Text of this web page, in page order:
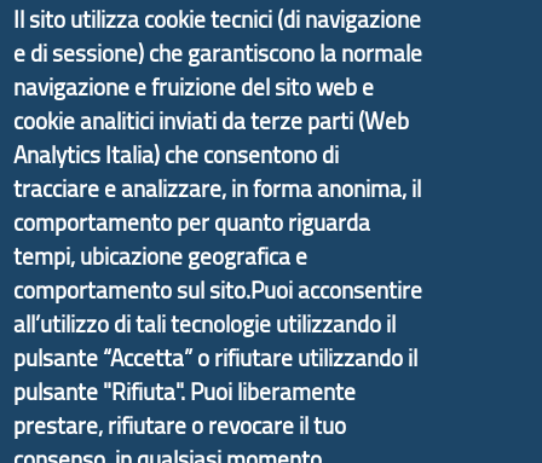
Il portale di marketing territoriale e sviluppo locale
di Genova Città Metropolitana si è sviluppato a
partire dal progetto nazionale Aree Interne
promosso dal Dipartimento per lo Sviluppo
Economico e finalizzato al rilancio socio-economico
delle valli dell’entroterra. In particolare fornisce
informazioni ed aggiornamenti sullaStrategia
d'Area Antola-Tigullio, in collaborazione con Regione
Liguria ed ANCI Liguria.
Il sito utilizza cookie tecnici (di navigazione
e di sessione) che garantiscono la normale
navigazione e fruizione del sito web e
cookie analitici inviati da terze parti (Web
Analytics Italia) che consentono di
tracciare e analizzare, in forma anonima, il
comportamento per quanto riguarda
tempi, ubicazione geografica e
comportamento sul sito.Puoi acconsentire
all’utilizzo di tali tecnologie utilizzando il
pulsante “Accetta” o rifiutare utilizzando il
pulsante "Rifiuta". Puoi liberamente
prestare, rifiutare o revocare il tuo